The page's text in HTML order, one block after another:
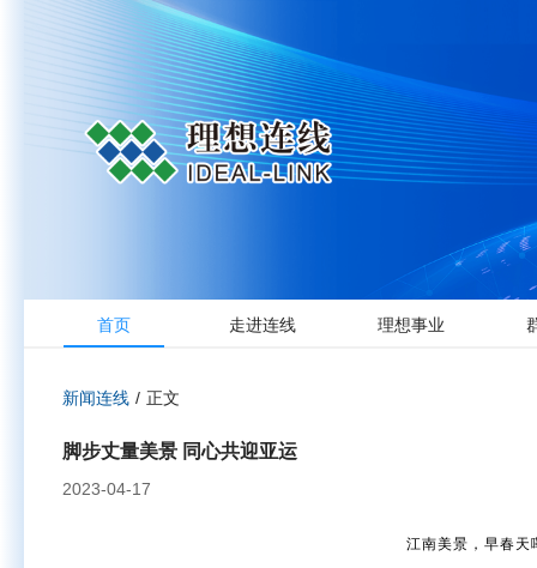
首页 走进连线 理想事业
新闻连线 / 正文
脚步丈量美景 同心共迎亚运
2023-04-17
江南美景，早春天